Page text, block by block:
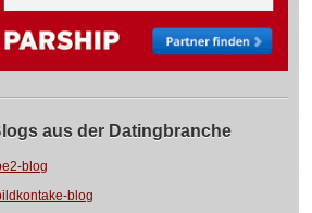
aus der Datingbranche
blog
blog